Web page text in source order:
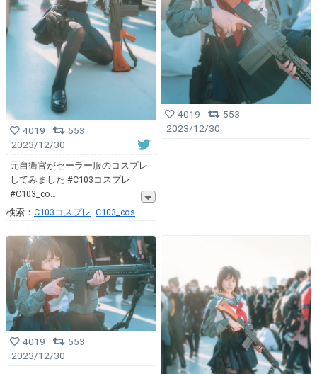
4019
553
2023/12/30
元自衛官がセーラー服のコスプレ
してみました #C103コスプレ
#C103_co
検索： C103コスプレ C103_cos
4019
553
2023/12/30
4019
553
2023/12/30